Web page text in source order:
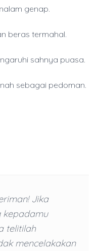
genap.
beras termahal.
sahnya puasa.
sebagai pedoman.
Jika
kepadamu
telitilah
mencelakakan